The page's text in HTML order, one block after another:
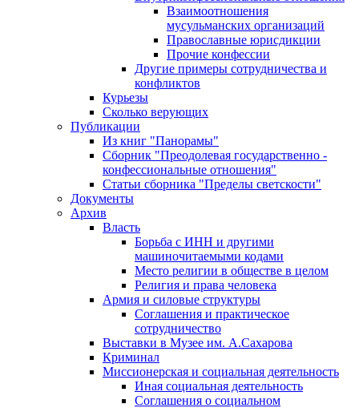
Взаимоотношения
мусульманских организаций
Православные юрисдикции
Прочие конфессии
Другие примеры сотрудничества и
конфликтов
Курьезы
Сколько верующих
Публикации
Из книг "Панорамы"
Сборник "Преодолевая государственно -
конфессиональные отношения"
Статьи сборника "Пределы светскости"
Документы
Архив
Власть
Борьба с ИНН и другими
машиночитаемыми кодами
Место религии в обществе в целом
Религия и права человека
Армия и силовые структуры
Соглашения и практическое
сотрудничество
Выставки в Музее им. А.Сахарова
Криминал
Миссионерская и социальная деятельность
Иная социальная деятельность
Соглашения о социальном